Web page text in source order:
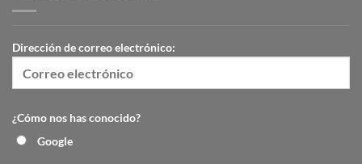
Dirección de correo electrónico:
¿Cómo nos has conocido?
Google